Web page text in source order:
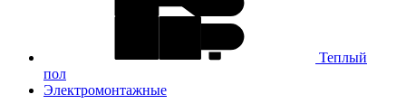
Теплый
пол
Электромонтажные